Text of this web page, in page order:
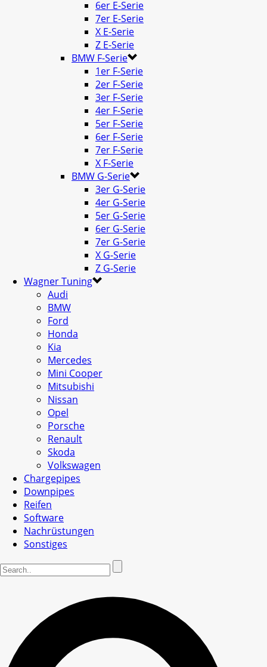
6er E-Serie
7er E-Serie
X E-Serie
Z E-Serie
BMW F-Serie
1er F-Serie
2er F-Serie
3er F-Serie
4er F-Serie
5er F-Serie
6er F-Serie
7er F-Serie
X F-Serie
BMW G-Serie
3er G-Serie
4er G-Serie
5er G-Serie
6er G-Serie
7er G-Serie
X G-Serie
Z G-Serie
Wagner Tuning
Audi
BMW
Ford
Honda
Kia
Mercedes
Mini Cooper
Mitsubishi
Nissan
Opel
Porsche
Renault
Skoda
Volkswagen
Chargepipes
Downpipes
Reifen
Software
Nachrüstungen
Sonstiges